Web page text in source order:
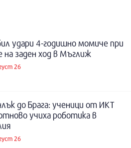
удари 4-годишно момиче при
на заден ход в Мъглиж
26
до Брага: ученици от ИКТ
учиха роботика в
26